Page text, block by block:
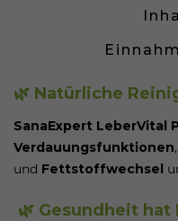
🌿 Natürliche
SanaExpert LeberVital
Verdauungsfunktionen
und Fettstoffwechsel
🌿 Gesundheit